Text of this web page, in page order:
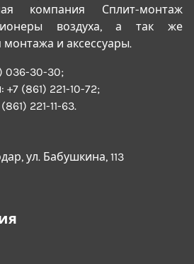
компания Сплит-монтаж
воздуха, а так же
и аксессуары.
036-30-30;
+7 (861) 221-10-72;
221-11-63.
, ул. Бабушкина, 113